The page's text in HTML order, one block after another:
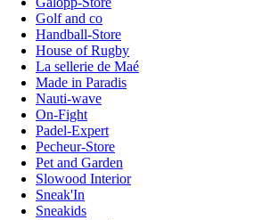
Golf and co
Handball-Store
House of Rugby
La sellerie de Maé
Made in Paradis
Nauti-wave
On-Fight
Padel-Expert
Pecheur-Store
Pet and Garden
Slowood Interior
Sneak'In
Sneakids